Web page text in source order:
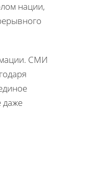
нации,
СМИ
даже